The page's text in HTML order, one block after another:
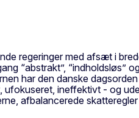
regeringer med afsæt i
“abstrakt”, “indholdsløs”
har den danske
ineffektivt - og
afbalancerede